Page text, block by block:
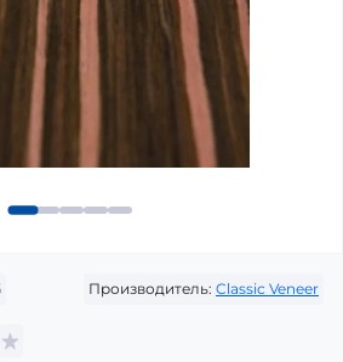
Производитель: Classic Veneer